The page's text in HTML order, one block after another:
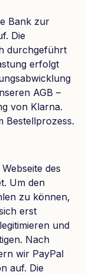
Bank zur
Die
durchgeführt
erfolgt
AGB –
von Klarna.
Bestellprozess.
des
Um den
zu können,
erst
und
Nach
wir PayPal
auf. Die